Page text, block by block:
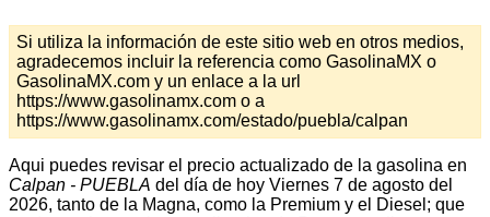
Si utiliza la información de este sitio web en otros medios,
agradecemos incluir la referencia como GasolinaMX o
GasolinaMX.com y un enlace a la url
https://www.gasolinamx.com o a
https://www.gasolinamx.com/estado/puebla/calpan
Aqui puedes revisar el precio actualizado de la gasolina en
Calpan - PUEBLA del día de hoy Viernes 7 de agosto del
2026, tanto de la Magna, como la Premium y el Diesel; que